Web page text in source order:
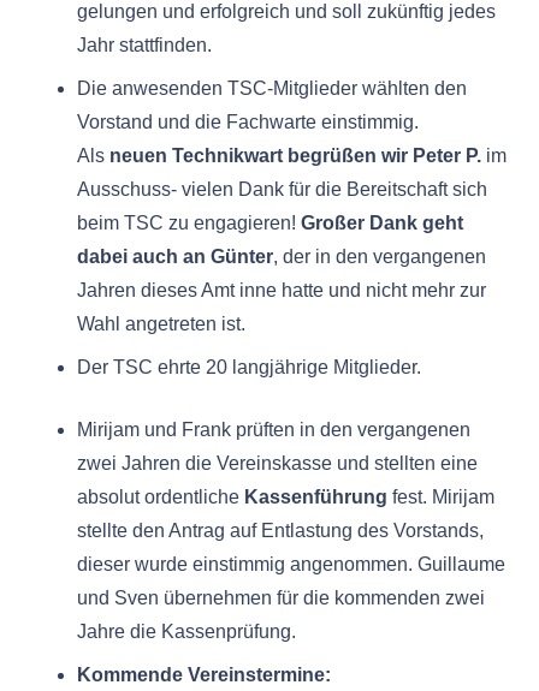
gelungen und erfolgreich und soll zukünftig jedes
Jahr stattfinden.
Die anwesenden TSC-Mitglieder wählten den
Vorstand und die Fachwarte einstimmig.
Als neuen Technikwart begrüßen wir Peter P. im
Ausschuss- vielen Dank für die Bereitschaft sich
beim TSC zu engagieren! Großer Dank geht
dabei auch an Günter, der in den vergangenen
Jahren dieses Amt inne hatte und nicht mehr zur
Wahl angetreten ist.
Der TSC ehrte 20 langjährige Mitglieder.
Mirijam und Frank prüften in den vergangenen
zwei Jahren die Vereinskasse und stellten eine
absolut ordentliche Kassenführung fest. Mirijam
stellte den Antrag auf Entlastung des Vorstands,
dieser wurde einstimmig angenommen. Guillaume
und Sven übernehmen für die kommenden zwei
Jahre die Kassenprüfung.
Kommende Vereinstermine: